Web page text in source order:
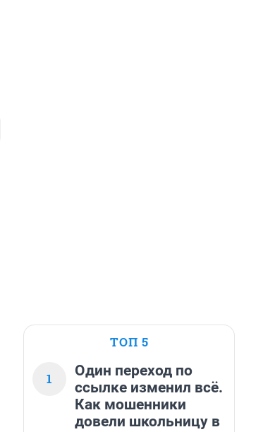
ТОП 5
1
Один переход по
ссылке изменил всё.
Как мошенники
довели школьницу в